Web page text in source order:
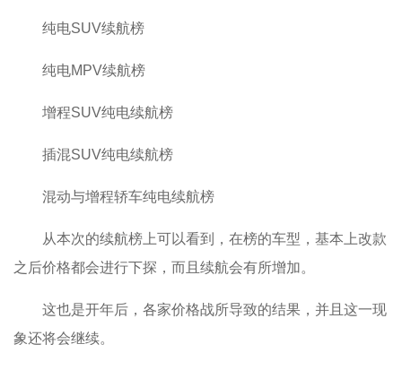
纯电SUV续航榜
纯电MPV续航榜
增程SUV纯电续航榜
插混SUV纯电续航榜
混动与增程轿车纯电续航榜
从本次的续航榜上可以看到，在榜的车型，基本上改款
之后价格都会进行下探，而且续航会有所增加。
这也是开年后，各家价格战所导致的结果，并且这一现
象还将会继续。